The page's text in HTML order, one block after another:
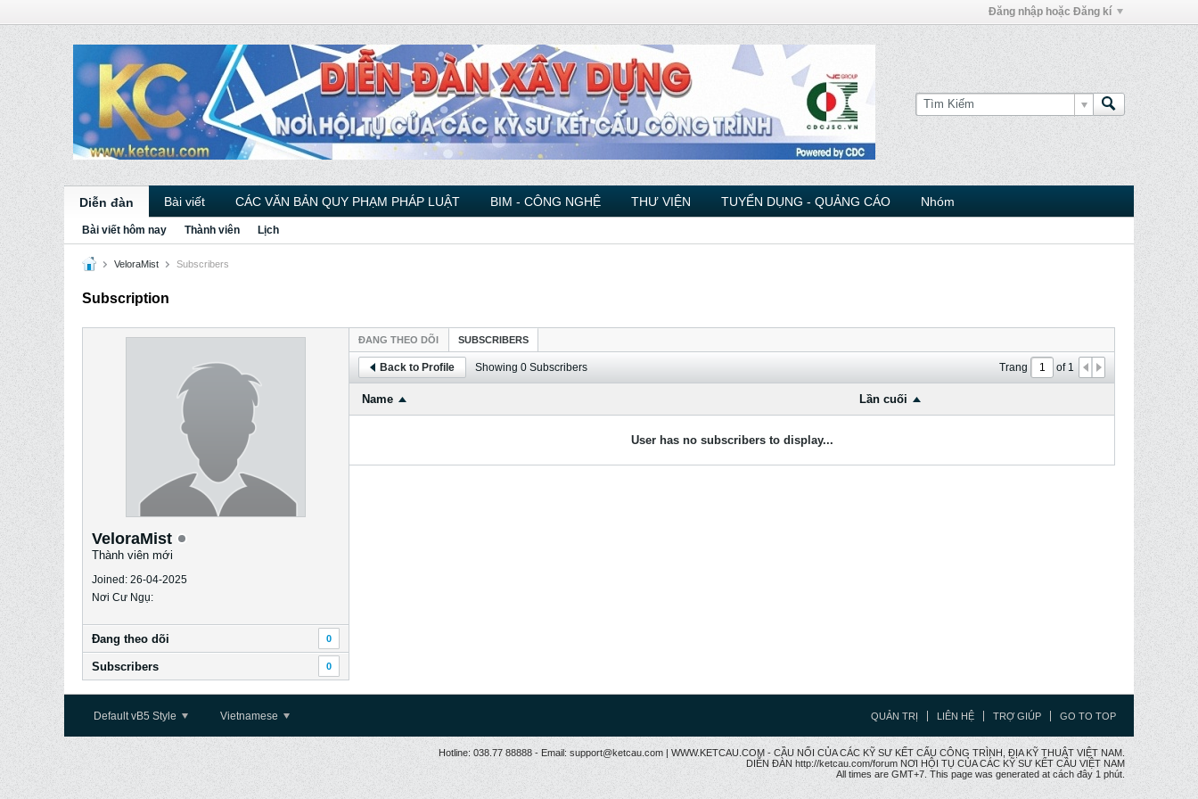
Đăng nhập hoặc Đăng kí
Diễn đàn Bài viết CÁC VĂN BẢN QUY PHẠM PHÁP LUẬT BIM - CÔNG NGHỆ THƯ VIỆN TUYỂN DỤNG - QUẢNG CÁO Nhóm
Bài viết hôm nay Thành viên Lịch
VeloraMist Subscribers
Subscription
VeloraMist
Thành viên mới
Joined: 26-04-2025
Nơi Cư Ngụ:
Ðang theo dõi 0
Subscribers 0
ÐANG THEO DÕI SUBSCRIBERS
Back to Profile Showing 0 Subscribers Trang of1
Name Lần cuối
User has no subscribers to display...
Default vB5 Style Vietnamese QUẢN TRỊ LIÊN HỆ TRỢ GIÚP GO TO TOP
Hotline: 038.77 88888 - Email: support@ketcau.com | WWW.KETCAU.COM - CẦU NỐI CỦA CÁC KỸ SƯ KẾT CẤU CÔNG TRÌNH, ĐỊA KỸ THUẬT VIỆT NAM.
DIỄN ĐÀN http://ketcau.com/forum NƠI HỘI TỤ CỦA CÁC KỸ SƯ KẾT CÂU VIỆT NAM
All times are GMT+7. This page was generated at cách đây 1 phút.